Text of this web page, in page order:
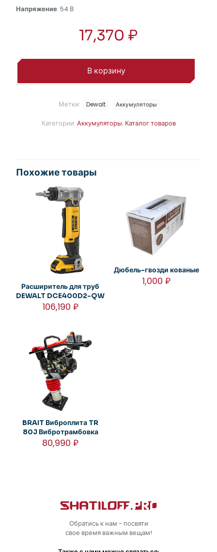
Напряжение: 54 В
17,370 ₽
В корзину
Категории: Аккумуляторы, Каталог товаров
Метки: Dewalt Аккумуляторы
Похожие товары
Расширитель для труб
DEWALT DCE400D2-QW
106,190 ₽
Дюбель-гвозди кованые
1,000₽
BRAIT Виброплита TR
80J Вибротрамбовка
80,990₽
Обратись к нам - посвяти
свое время важным вещам!